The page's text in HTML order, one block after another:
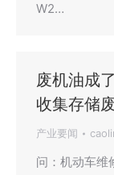
W2…
废机油成
收集存储
产业要闻
问：机动车维